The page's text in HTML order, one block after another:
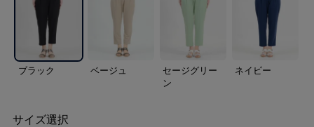
ブラック ベージュ
セージグリー
ン
ネイビー
サイズ選択